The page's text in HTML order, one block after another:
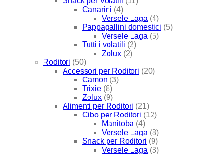
Canarini (4)
Versele Laga (4)
Pappagallini domestici (5)
Versele Laga (5)
Tutti i volatili (2)
Zolux (2)
Roditori (50)
Accessori per Roditori (20)
Camon (3)
Trixie (8)
Zolux (9)
Alimenti per Roditori (21)
Cibo per Roditori (12)
Manitoba (4)
Versele Laga (8)
Snack per Roditori (9)
Versele Laga (3)